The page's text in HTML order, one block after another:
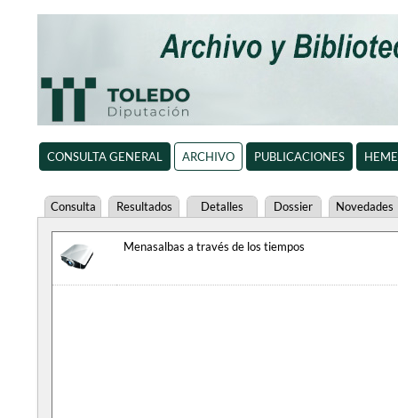
CONSULTA GENERAL ARCHIVO PUBLICACIONES
Consulta Resultados Detalles Dossier Novedades
Menasalbas a través de los tiempos